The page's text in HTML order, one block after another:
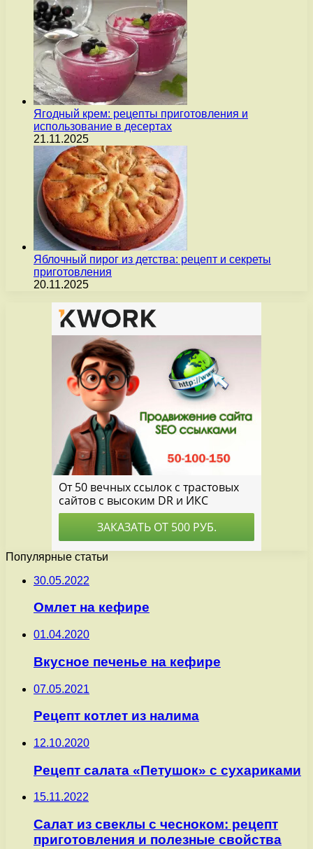
Ягодный крем: рецепты приготовления и
использование в десертах
21.11.2025
Яблочный пирог из детства: рецепт и секреты
приготовления
20.11.2025
Популярные статьи
30.05.2022
Омлет на кефире
01.04.2020
Вкусное печенье на кефире
07.05.2021
Рецепт котлет из налима
12.10.2020
Рецепт салата «Петушок» с сухариками
15.11.2022
Салат из свеклы с чесноком: рецепт
приготовления и полезные свойства